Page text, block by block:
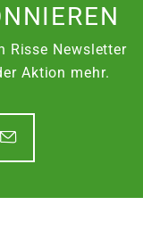
Risse Newsletter
Aktion mehr.